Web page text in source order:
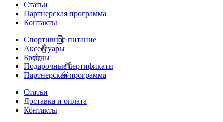
Статьи
Партнерская программа
Контакты
Спортивное питание
Аксессуары
Бренды
Подарочные сертификаты
Партнерская программа
Статьи
Доставка и оплата
Контакты